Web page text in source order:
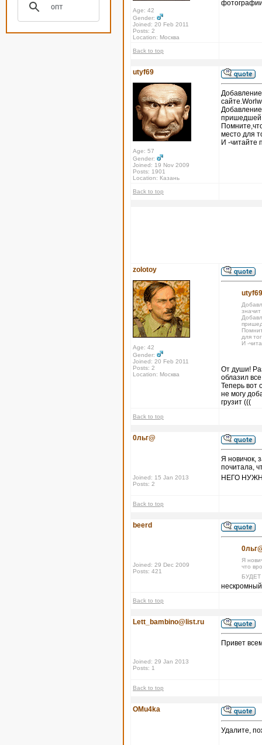
Age: 42
Gender:
Joined: 20 Feb 2011
Posts: 2
Location: Москва
Back to top
utyf69
Age: 57
Gender:
Joined: 19 Nov 2009
Posts: 1901
Location: Казань
пришедшей
место для
И -читайте
Back to top
zolotoy
Age: 42
Gender:
Joined: 20 Feb 2011
Posts: 2
Location: Москва
для
И -
От души!
облазил
Теперь вот
не могу
грузит (((
Back to top
0льг@
Joined: 15 Jan 2013
Posts: 2
Я новичок,
почитала,
НЕГО
Back to top
beerd
Joined: 29 Dec 2009
Posts: 421
Я
что
Back to top
Lett_bambino@list.ru
Joined: 29 Jan 2013
Posts: 1
Привет
Back to top
OMu4ka
Удалите,